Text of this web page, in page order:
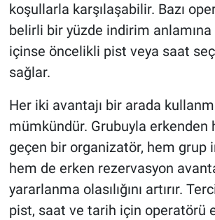
koşullarla karşılaşabilir. Bazı
belirli bir yüzde indirim anlamına
içinse öncelikli pist veya saat
sağlar.
Her iki avantajı bir arada
mümkündür. Grubuyla erkenden
geçen bir organizatör, hem grup
hem de erken rezervasyon
yararlanma olasılığını artırır.
pist, saat ve tarih için operatörü